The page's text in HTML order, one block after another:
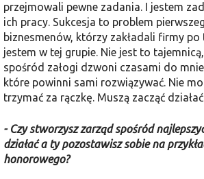
przejmowali pewne zadania. I jestem
ich pracy. Sukcesja to problem
biznesmenów, którzy zakładali firmy
jestem w tej grupie. Nie jest to
spośród załogi dzwoni czasami do
które powinni sami rozwiązywać. Nie
trzymać za rączkę. Muszą zacząć
- Czy stworzysz zarząd spośród
działać a ty pozostawisz sobie na
honorowego?